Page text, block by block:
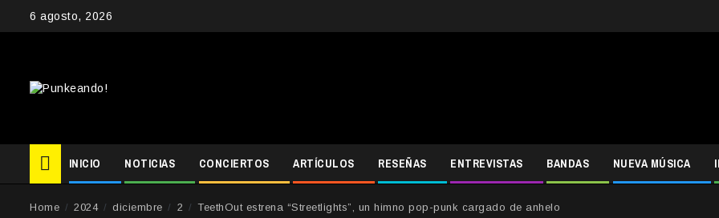
6 agosto, 2026
INICIO NOTICIAS CONCIERTOS ARTÍCULOS RESEÑAS ENTREVISTAS BANDAS NUEVA MÚSICA
Home 2024 diciembre 2 TeethOut estrena “Streetlights”, un himno pop-punk cargado de anhelo